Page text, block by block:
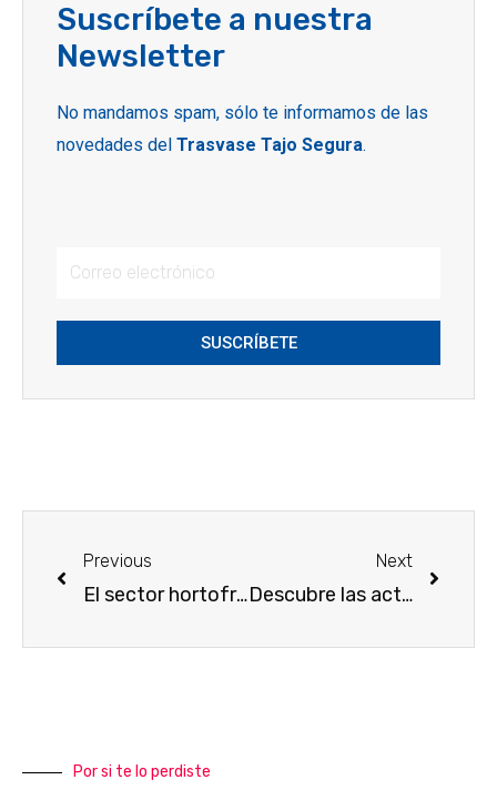
Suscríbete a nuestra
Newsletter
No mandamos spam, sólo te informamos de las
novedades del Trasvase Tajo Segura.
SUSCRÍBETE
Previous
El sector hortofrutícola español referente en Europa gracias al agua del Trasvase (por José María Pérez)
Next
Descubre las actividades generadas por el Trasvase Tajo-Segura
Por si te lo perdiste